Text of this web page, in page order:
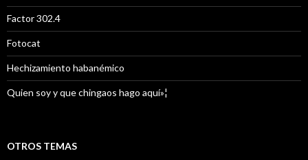
Factor 302.4
Fotocat
Hechizamiento habanémico
Quien soy y que chingaos hago aquí»¦
OTROS TEMAS